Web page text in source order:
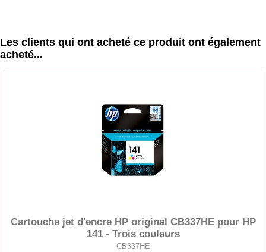
Les clients qui ont acheté ce produit ont également
acheté...
Cartouche jet d'encre HP original CB337HE pour HP
141 - Trois couleurs
CB337HE